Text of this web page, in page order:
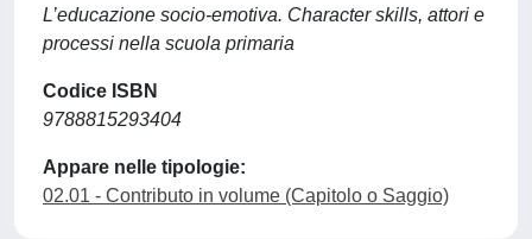
L’educazione socio-emotiva. Character skills, attori e
processi nella scuola primaria
Codice ISBN
9788815293404
Appare nelle tipologie:
02.01 - Contributo in volume (Capitolo o Saggio)